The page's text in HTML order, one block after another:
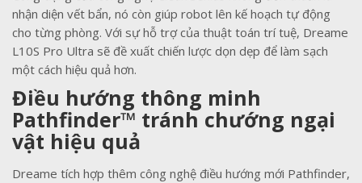
nhận diện vết bẩn, nó còn giúp robot lên kế hoạch tự động
cho từng phòng. Với sự hỗ trợ của thuật toán trí tuệ, Dreame
L10S Pro Ultra sẽ đề xuất chiến lược dọn dẹp để làm sạch
một cách hiệu quả hơn.
Điều hướng thông minh
Pathfinder™ tránh chướng ngại
vật hiệu quả
Dreame tích hợp thêm công nghệ điều hướng mới Pathfinder,